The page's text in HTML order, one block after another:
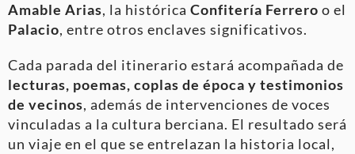
Amable Arias, la histórica Confitería Ferrero o el
Palacio, entre otros enclaves significativos.
Cada parada del itinerario estará acompañada de
lecturas, poemas, coplas de época y testimonios
de vecinos, además de intervenciones de voces
vinculadas a la cultura berciana. El resultado será
un viaje en el que se entrelazan la historia local,